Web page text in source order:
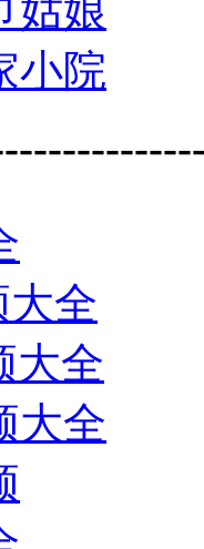
姑娘
小院
大全
大全
大全